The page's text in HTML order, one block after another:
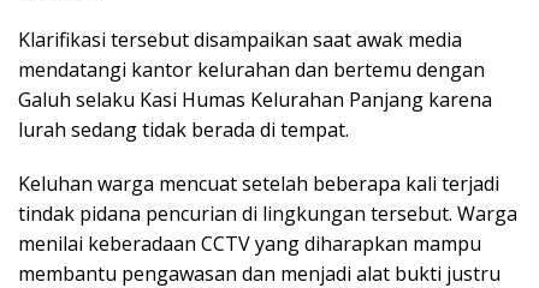
Klarifikasi tersebut disampaikan saat awak media
mendatangi kantor kelurahan dan bertemu dengan
Galuh selaku Kasi Humas Kelurahan Panjang karena
lurah sedang tidak berada di tempat.
Keluhan warga mencuat setelah beberapa kali terjadi
tindak pidana pencurian di lingkungan tersebut. Warga
menilai keberadaan CCTV yang diharapkan mampu
membantu pengawasan dan menjadi alat bukti justru